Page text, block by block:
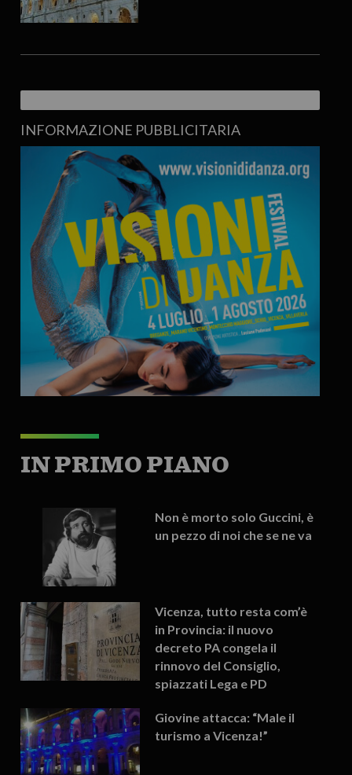
INFORMAZIONE PUBBLICITARIA
IN PRIMO PIANO
Non è morto solo Guccini, è
un pezzo di noi che se ne va
Vicenza, tutto resta com’è
in Provincia: il nuovo
decreto PA congela il
rinnovo del Consiglio,
spiazzati Lega e PD
Giovine attacca: “Male il
turismo a Vicenza!”